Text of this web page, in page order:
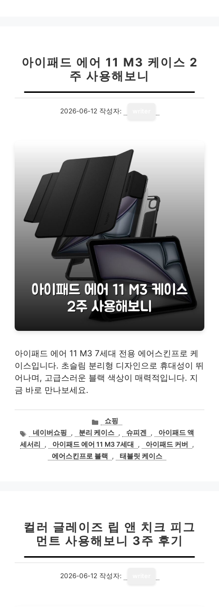
아이패드 에어 11 M3 케이스 2
주 사용해보니
2026-06-12 작성자:
아이패드 에어 11 M3 7세대 전용 에어스킨프로 케
이스입니다. 초슬림 분리형 디자인으로 휴대성이 뛰
어나며, 고급스러운 블랙 색상이 매력적입니다. 지
금 바로 만나보세요.
카
테
고
리
쇼핑
태
그
네이버쇼핑 , 분리 케이스 , 슈피겐 ,
아이패드 액
세서리
, 아이패드 에어 11 M3 7세대 , 아이패드 커버
,
에어스킨프로 블랙
, 태블릿 케이스
컬러 글레이즈 립 앤 치크 피그
먼트 사용해보니 3주 후기
2026-06-12 작성자: